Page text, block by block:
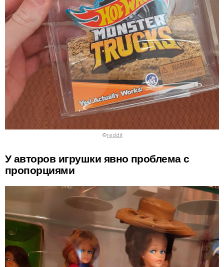
©reddit
У авторов игрушки явно проблема с
пропорциями